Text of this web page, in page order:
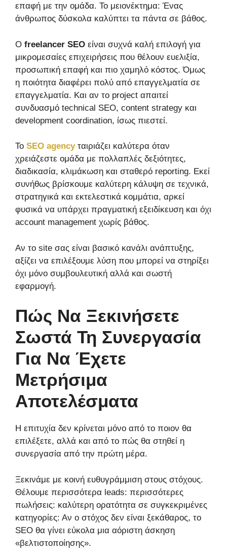
επαφή με την ομάδα. Το μειονέκτημα: Ένας
άνθρωπος δύσκολα καλύπτει τα πάντα σε βάθος.
Ο freelancer SEO είναι συχνά καλή επιλογή για
μικρομεσαίες επιχειρήσεις που θέλουν ευελιξία,
προσωπική επαφή και πιο χαμηλό κόστος. Όμως
η ποιότητα διαφέρει πολύ από επαγγελματία σε
επαγγελματία. Και αν το project απαιτεί
συνδυασμό technical SEO, content strategy και
development coordination, ίσως πιεστεί.
Το SEO agencyταιριάζει καλύτερα όταν
χρειάζεστε ομάδα με πολλαπλές δεξιότητες,
διαδικασία, κλιμάκωση και σταθερό reporting. Εκεί
συνήθως βρίσκουμε καλύτερη κάλυψη σε τεχνικά,
στρατηγικά και εκτελεστικά κομμάτια, αρκεί
φυσικά να υπάρχει πραγματική εξειδίκευση και όχι
account management χωρίς βάθος.
Αν το site σας είναι βασικό κανάλι ανάπτυξης,
αξίζει να επιλέξουμε λύση που μπορεί να στηρίξει
όχι μόνο συμβουλευτική αλλά και σωστή
εφαρμογή.
Πώς Να Ξεκινήσετε
Σωστά Τη Συνεργασία
Για Να Έχετε
Μετρήσιμα
Αποτελέσματα
Η επιτυχία δεν κρίνεται μόνο από το ποιον θα
επιλέξετε, αλλά και από το πώς θα στηθεί η
συνεργασία από την πρώτη μέρα.
Ξεκινάμε με κοινή ευθυγράμμιση στους στόχους.
Θέλουμε περισσότερα leads: περισσότερες
πωλήσεις: καλύτερη ορατότητα σε συγκεκριμένες
κατηγορίες: Αν ο στόχος δεν είναι ξεκάθαρος, το
SEO θα γίνει εύκολα μια αόριστη άσκηση
«βελτιστοποίησης».